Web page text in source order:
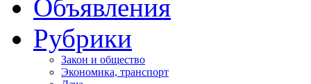
Объявления
Рубрики
Закон и общество
Экономика, транспорт